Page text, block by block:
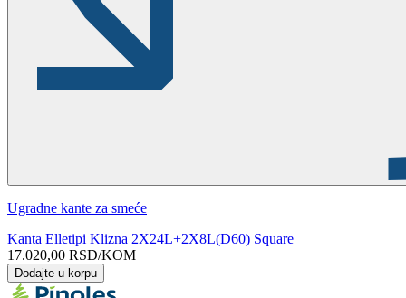
Ugradne kante za smeće
Kanta Elletipi Klizna 2X24L+2X8L(D60) Square
17.020,00 RSD/KOM
Dodajte u korpu